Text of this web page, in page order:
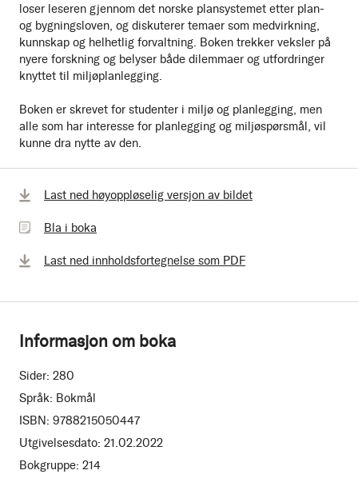
loser leseren gjennom det norske plansystemet etter plan-
og bygningsloven, og diskuterer temaer som medvirkning,
kunnskap og helhetlig forvaltning. Boken trekker veksler på
nyere forskning og belyser både dilemmaer og utfordringer
knyttet til miljøplanlegging.
Boken er skrevet for studenter i miljø og planlegging, men
alle som har interesse for planlegging og miljøspørsmål, vil
kunne dra nytte av den.
Last ned høyoppløselig versjon av bildet
Bla
bokaBla i boka
Last ned innholdsfortegnelse som PDF
Informasjon om boka
Sider: 280
Språk: Bokmål
ISBN: 9788215050447
Utgivelsesdato: 21.02.2022
Bokgruppe: 214